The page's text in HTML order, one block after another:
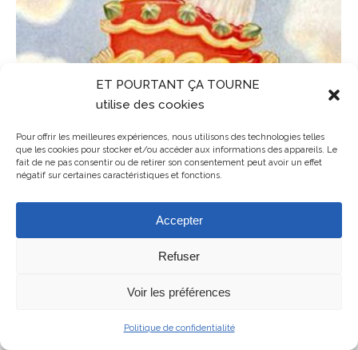
ET POURTANT ÇA TOURNE
utilise des cookies
Pour offrir les meilleures expériences, nous utilisons des technologies telles
que les cookies pour stocker et/ou accéder aux informations des appareils. Le
fait de ne pas consentir ou de retirer son consentement peut avoir un effet
négatif sur certaines caractéristiques et fonctions.
Accepter
Refuser
Voir les préférences
Politique de confidentialité
ET POURTANT ÇA TOURNE - association de cinéma en Balagne en